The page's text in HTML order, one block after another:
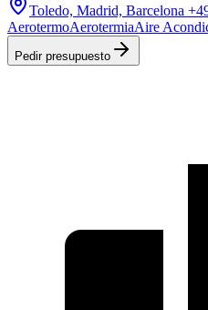
Toledo, Madrid, Barcelona
AerotermoAerotermiaAire
Pedir presupuesto